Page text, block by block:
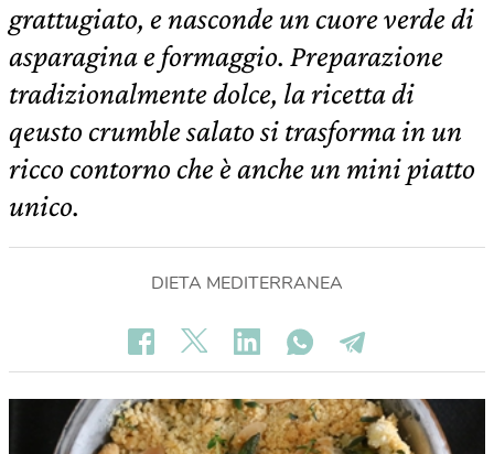
grattugiato, e nasconde un cuore verde di
asparagina e formaggio. Preparazione
tradizionalmente dolce, la ricetta di
qeusto crumble salato si trasforma in un
ricco contorno che è anche un mini piatto
unico.
DIETA MEDITERRANEA